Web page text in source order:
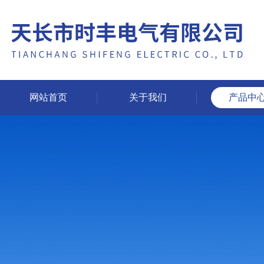
网站首页 关于我们 产品中